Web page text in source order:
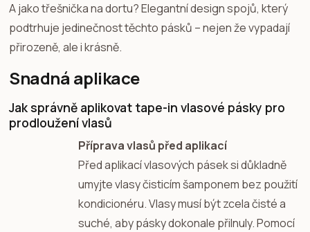
A jako třešnička na dortu? Elegantní design spojů, který
podtrhuje jedinečnost těchto pásků – nejen že vypadají
přirozeně, ale i krásně.
Snadná aplikace
Jak správně aplikovat tape-in vlasové pásky pro
prodloužení vlasů
Příprava vlasů před aplikací
Před aplikací vlasových pásek si důkladně
umyjte vlasy čisticím šamponem bez použití
kondicionéru. Vlasy musí být zcela čisté a
suché, aby pásky dokonale přilnuly. Pomocí